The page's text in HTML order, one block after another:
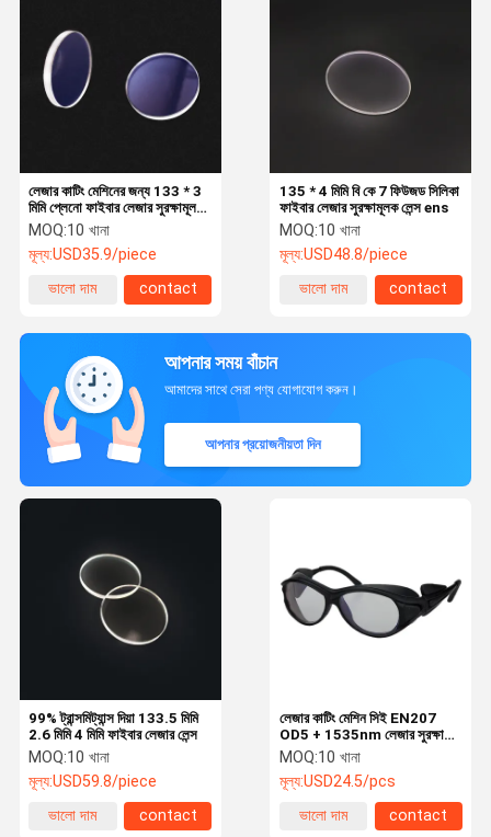
লেজার কাটিং মেশিনের জন্য 133 * 3
মিমি প্লেনো ফাইবার লেজার সুরক্ষামূলক
লেন্স
MOQ:10 খানা
মূল্য:USD35.9/piece
ভালো দাম
contact
135 * 4 মিমি বি কে 7 ফিউজড সিলিকা
ফাইবার লেজার সুরক্ষামূলক লেন্স ens
MOQ:10 খানা
মূল্য:USD48.8/piece
ভালো দাম
contact
আপনার সময় বাঁচান
আমাদের সাথে সেরা পণ্য যোগাযোগ করুন।
আপনার প্রয়োজনীয়তা দিন
লেজার কাটিং মেশিন সিই EN207
OD5 + 1535nm লেজার সুরক্ষা
গগলস
MOQ:10 খানা
মূল্য:USD24.5/pcs
ভালো দাম
contact
99% ট্রান্সমিট্যান্স দিয়া 133.5 মিমি
2.6 মিমি 4 মিমি ফাইবার লেজার লেন্স
MOQ:10 খানা
মূল্য:USD59.8/piece
ভালো দাম
contact